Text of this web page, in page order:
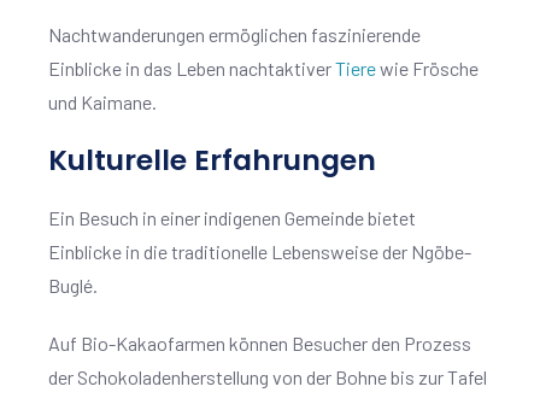
Nachtwanderungen ermöglichen faszinierende
Einblicke in das Leben nachtaktiverTierewie Frösche
und Kaimane.
Kulturelle Erfahrungen
Ein Besuch in einer indigenen Gemeinde bietet
Einblicke in die traditionelle Lebensweise der Ngöbe-
Buglé.
Auf Bio-Kakaofarmen können Besucher den Prozess
der Schokoladenherstellung von der Bohne bis zur Tafel